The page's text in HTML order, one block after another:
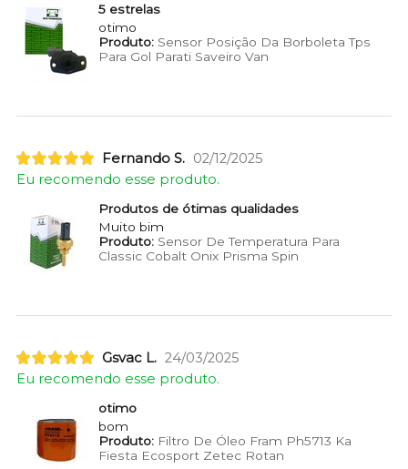
5 estrelas
otimo
Produto:Sensor Posição Da Borboleta Tps
Para Gol Parati Saveiro Van
Fernando S. 02/12/2025
Eu recomendo esse produto.
Produtos de ótimas qualidades
Muito bim
Produto:Sensor De Temperatura Para
Classic Cobalt Onix Prisma Spin
Gsvac L. 24/03/2025
Eu recomendo esse produto.
otimo
bom
Produto:Filtro De Óleo Fram Ph5713 Ka
Fiesta Ecosport Zetec Rotan